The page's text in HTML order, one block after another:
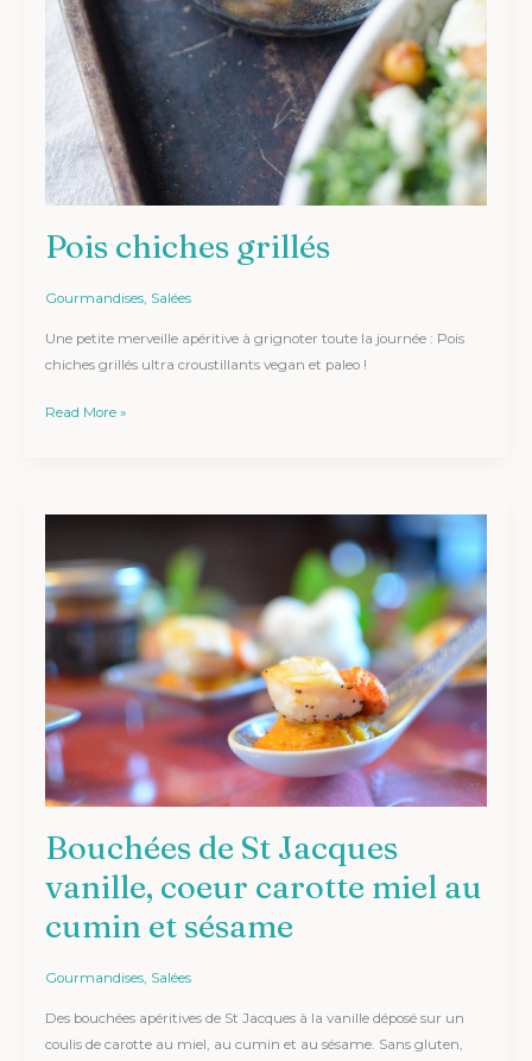
Pois chiches grillés
Gourmandises, Salées
Une petite merveille apéritive à grignoter toute la journée : Pois
chiches grillés ultra croustillants vegan et paleo !
Read More »
Bouchées de St Jacques
vanille, coeur carotte miel au
cumin et sésame
Gourmandises, Salées
Des bouchées apéritives de St Jacques à la vanille déposé sur un
coulis de carotte au miel, au cumin et au sésame. Sans gluten,
St
Jacques
vanille,
coeur
carotte
miel
au
cumin
et